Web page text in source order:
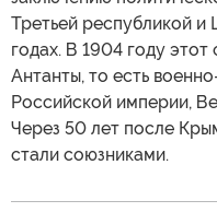
Третьей республикой
годах. В 1904 году
Антанты, то есть
Российской империи,
Через 50 лет после
стали союзниками.